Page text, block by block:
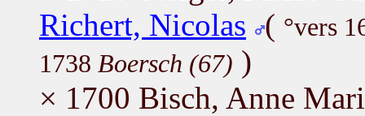
Richert, Nicolas ( °vers
1738 Boersch (67) )
× 1700 Bisch, Anne